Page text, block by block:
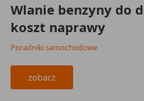
Wlanie benzyny do
koszt naprawy
Poradniki samochodowe
zobacz
2023-11-28